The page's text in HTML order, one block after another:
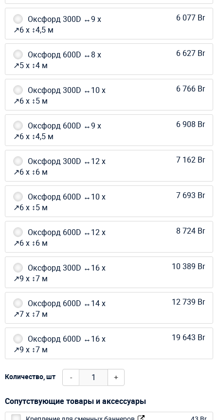
Оксфорд 300D ↔9 х
↗6 х ↕4,5 м
6 077 Br
Оксфорд 600D ↔8 х
↗5 х ↕4 м
6 627 Br
Оксфорд 300D ↔10 х
↗6 х ↕5 м
6 766 Br
Оксфорд 600D ↔9 х
↗6 х ↕4,5 м
6 908 Br
Оксфорд 300D ↔12 х
↗6 х ↕6 м
7 162 Br
Оксфорд 600D ↔10 х
↗6 х ↕5 м
7 693 Br
Оксфорд 600D ↔12 х
↗6 х ↕6 м
8 724 Br
Оксфорд 300D ↔16 х
↗9 х ↕7 м
10 389 Br
Оксфорд 600D ↔14 х
↗7 х ↕7 м
12 739 Br
Оксфорд 600D ↔16 х
↗9 х ↕7 м
19 643 Br
Количество, шт - +
Сопутствующие товары и аксессуары